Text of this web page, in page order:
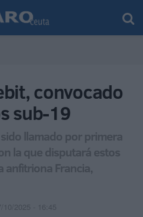
convocado
sub-19
llamado por primera
la que disputará estos
anfitriona Francia,
10/2025 - 16:45